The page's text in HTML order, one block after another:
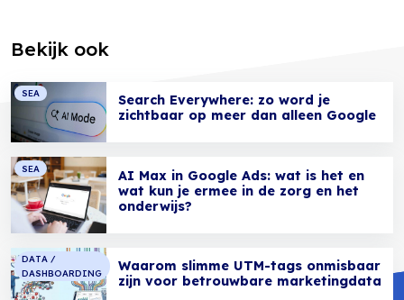
Bekijk ook
Search Everywhere: zo word je
zichtbaar op meer dan alleen Google
SEA
AI Max in Google Ads: wat is het en
wat kun je ermee in de zorg en het
onderwijs?
SEA
Waarom slimme UTM-tags onmisbaar
zijn voor betrouwbare marketingdata
DATA /
DASHBOARDING